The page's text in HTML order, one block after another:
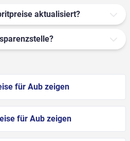
aktualisiert?
für Aub zeigen
für Aub zeigen